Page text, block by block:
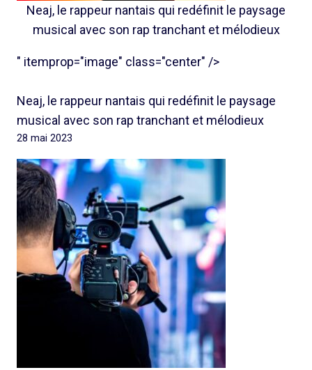
Neaj, le rappeur nantais qui redéfinit le paysage
musical avec son rap tranchant et mélodieux
" itemprop="image" class="center" />
Neaj, le rappeur nantais qui redéfinit le paysage
musical avec son rap tranchant et mélodieux
28 mai 2023